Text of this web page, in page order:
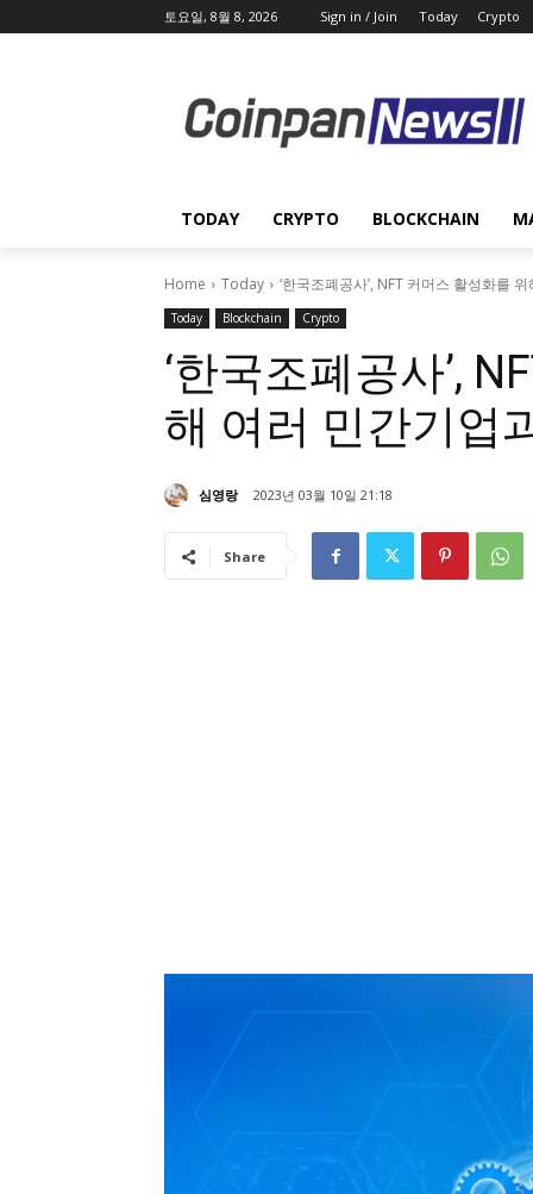
토요일, 8월 8, 2026 Sign in / Join Today Crypto
TODAY CRYPTO BLOCKCHAIN
Home Today ‘한국조폐공사’, NFT 커머스 활성화를
Today Blockchain Crypto
‘한국조폐공사’,
해 여러 민간기업
심영랑 2023년 03월 10일 21:18
Share